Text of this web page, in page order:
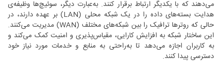
می‌دهند که با یکدیگر ارتباط برقرار کنند. به‌عبارت دیگر، سوئیچ‌ها وظیفه‌ی
هدایت بسته‌های داده را در یک شبکه محلی (LAN) بر عهده دارند، در
حالی که روترها ترافیک را بین شبکه‌های مختلف (WAN) مدیریت می‌کنند.
این ساختار شبکه به افزایش کارایی، مقیاس‌پذیری و امنیت کمک می‌کند و
به کاربران اجازه می‌دهد تا به‌راحتی به منابع و خدمات مورد نیاز خود
دسترسی پیدا کنند.